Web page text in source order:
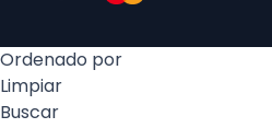
Ordenado por
Limpiar
Buscar